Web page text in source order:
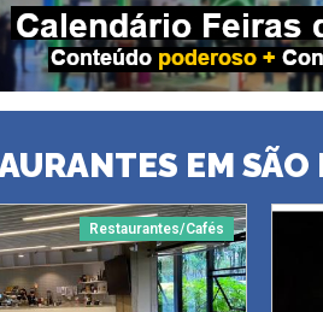
EM SÃO
Restaurantes/Cafés